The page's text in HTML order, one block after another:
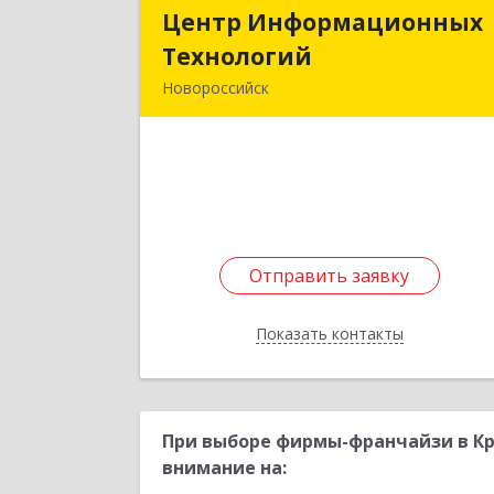
Центр Информационных
Технологий
Новороссийск
Отправить заявку
Показать контакты
Центр Информационных
Отправить заявку
Назад
При выборе фирмы-франчайзи в
внимание на: